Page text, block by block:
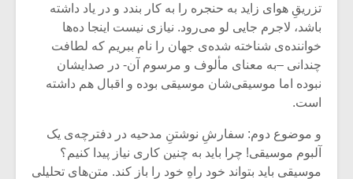
تزریقِ هوای زاید به حنجره را به کار بندد و در یاد داشته
باشد، لاجرم جایی لو می‌رود. نیازی نیست اینجا ده‌ها
خواننده‌ی شناخته شده‌ی جهان را نام ببریم که لطافت
چندانی –به معنای مألوف و مرسوم آن- در صدایشان
نبوده اما موسیقی‌‌شان موسیقی بوده و اقبال هم داشته
است.
و موضوع دوم: سفارشِ نوشتنِ مدحیه در دفترچه‌ی یک
آلبوم‌ موسیقی! چرا باید به چنین کاری نیاز پیدا کنیم؟
موسیقی باید بتواند خود راهِ خود را باز کند. متن‌های تحلیلی
میکلوش روژا
متن فیلم «متری
شیش و نیم»
موسیقی